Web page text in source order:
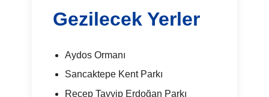
Gezilecek Yerler
Aydos Ormanı
Sancaktepe Kent Parkı
Recep Tayyip Erdoğan Parkı